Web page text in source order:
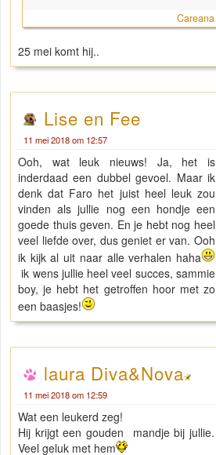
Careana
25 mei komt hij..
Lise en Fee
11 mei 2018 om 12:57
Ooh, wat leuk nieuws! Ja, het is
inderdaad een dubbel gevoel. Maar ik
denk dat Faro het juist heel leuk zou
vinden als jullie nog een hondje een
goede thuis geven. En je hebt nog heel
veel liefde over, dus geniet er van. Ooh
ik kijk al uit naar alle verhalen haha
ik wens jullie heel veel succes, sammie
boy, je hebt het getroffen hoor met zo
een baasjes!
laura Diva&Nova
11 mei 2018 om 12:59
Wat een leukerd zeg!
Hij krijgt een gouden mandje bij jullie.
Veel geluk met hem